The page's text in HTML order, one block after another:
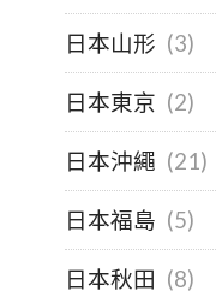
日本山形 (3)
日本東京 (2)
日本沖繩 (21)
日本福島 (5)
日本秋田 (8)